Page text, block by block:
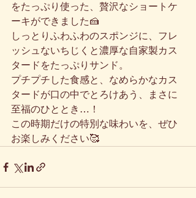
をたっぷり使った、贅沢なショートケ
ーキができました🍰
しっとりふわふわのスポンジに、フレ
ッシュないちじくと濃厚な自家製カス
タードをたっぷりサンド。
プチプチした食感と、なめらかなカス
タードが口の中でとろけあう、まさに
至福のひととき…！
この時期だけの特別な味わいを、ぜひ
お楽しみください🥰